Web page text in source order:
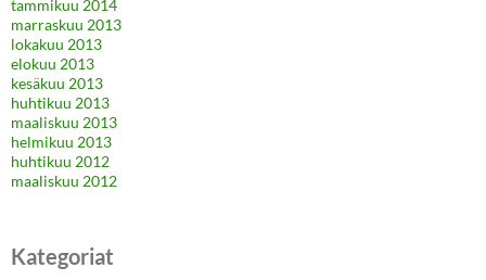
tammikuu 2014
marraskuu 2013
lokakuu 2013
elokuu 2013
kesäkuu 2013
huhtikuu 2013
maaliskuu 2013
helmikuu 2013
huhtikuu 2012
maaliskuu 2012
Kategoriat